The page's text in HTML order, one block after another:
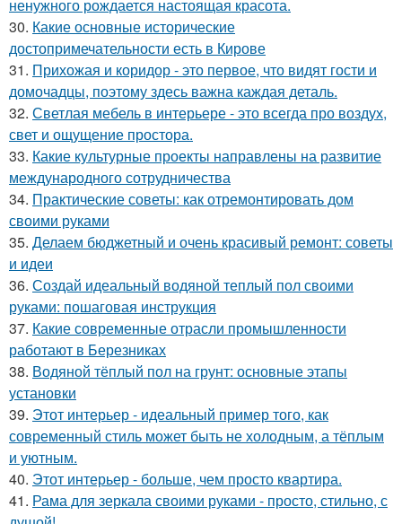
ненужного рождается настоящая красота.
30. Какие основные исторические
достопримечательности есть в Кирове
31. Прихожая и коридор - это первое, что видят гости и
домочадцы, поэтому здесь важна каждая деталь.
32. Светлая мебель в интерьере - это всегда про воздух,
свет и ощущение простора.
33. Какие культурные проекты направлены на развитие
международного сотрудничества
34. Практические советы: как отремонтировать дом
своими руками
35. Делаем бюджетный и очень красивый ремонт: советы
и идеи
36. Создай идеальный водяной теплый пол своими
руками: пошаговая инструкция
37. Какие современные отрасли промышленности
работают в Березниках
38. Водяной тёплый пол на грунт: основные этапы
установки
39. Этот интерьер - идеальный пример того, как
современный стиль может быть не холодным, а тёплым
и уютным.
40. Этот интерьер - больше, чем просто квартира.
41. Рама для зеркала своими руками - просто, стильно, с